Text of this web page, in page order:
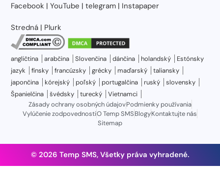
Facebook |YouTube |telegram | Instapaper
Stredná | Plurk
angličtina arabčina Slovenčina dánčina holandský
Estónsky
jazyk
fínsky francúzsky grécky maďarský
taliansky
japončina
kórejský poľský portugalčina ruský
slovensky
Španielčina
švédsky turecký
Vietnamci
Zásady ochrany osobných údajovPodmienky používania
Vylúčenie zodpovednostiO Temp SMSBlogyKontaktujte nás
Sitemap
© 2026 Temp SMS, Všetky práva vyhradené.